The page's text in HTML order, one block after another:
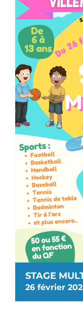
STAGE
26 février